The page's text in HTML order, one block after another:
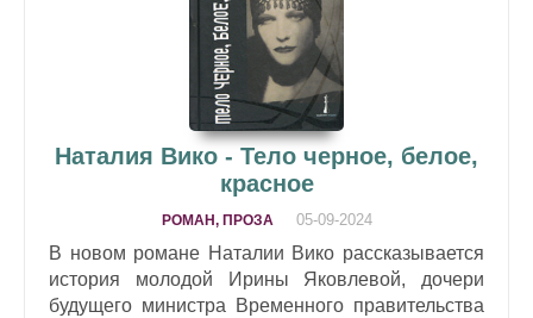
Наталия Вико - Тело черное, белое,
красное
РОМАН, ПРОЗА 05-09-2024
В новом романе Наталии Вико рассказывается
история молодой Ирины Яковлевой, дочери
будущего министра Временного правительства